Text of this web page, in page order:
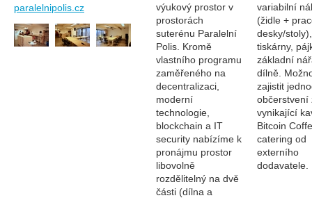
paralelnipolis.cz
výukový prostor v
prostorách
suterénu Paralelní
Polis. Kromě
vlastního programu
zaměřeného na
decentralizaci,
moderní
technologie,
blockchain a IT
security nabízíme k
pronájmu prostor
libovolně
rozdělitelný na dvě
části (dílna a
variabilní
(židle +
desky/
tiskárny,
základní
dílně.
zajistit
občerstvení
vynikající
Bitcoin
catering od
externího
dodavatele.